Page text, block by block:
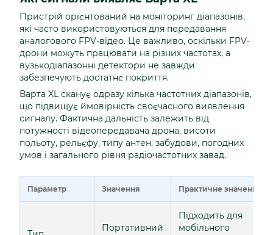
Пристрій орієнтований на моніторинг діапазонів,
які часто використовуються для передавання
аналогового FPV-відео. Це важливо, оскільки FPV-
дрони можуть працювати на різних частотах, а
вузькодіапазонні детектори не завжди
забезпечують достатнє покриття.
Варта XL сканує одразу кілька частотних діапазонів,
що підвищує ймовірність своєчасного виявлення
сигналу. Фактична дальність залежить від
потужності відеопередавача дрона, висоти
польоту, рельєфу, типу антен, забудови, погодних
умов і загального рівня радіочастотних завад.
Параметр Значення Практичне значення
Портативний
Підходить для
мобільного